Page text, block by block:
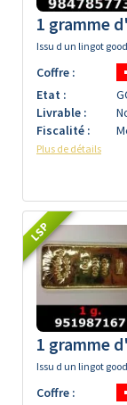
1 gramme
Issu d un lingot
Coffre :
Etat :
Livrable :
Fiscalité :
Plus de détails
LSP
1 gramme
Issu d un lingot
Coffre :